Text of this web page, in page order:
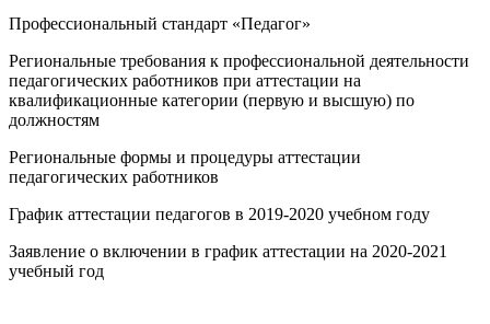
Профессиональный стандарт «Педагог»
Региональные требования к профессиональной деятельности
педагогических работников при аттестации на
квалификационные категории (первую и высшую) по
должностям
Региональные формы и процедуры аттестации
педагогических работников
График аттестации педагогов в 2019-2020 учебном году
Заявление о включении в график аттестации на 2020-2021
учебный год